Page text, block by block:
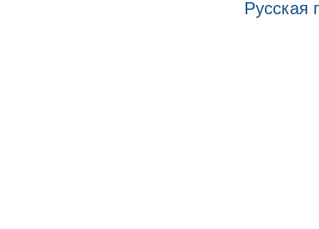
Русская